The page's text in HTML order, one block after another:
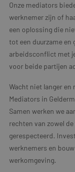
Onze mediators
werknemer zijn of
een oplossing die
tot een duurzame en
arbeidsconflict met
voor beide partijen
Wacht niet langer en
Mediators in
Samen werken we
rechten van zowel
gerespecteerd.
werknemers en
werkomgeving.